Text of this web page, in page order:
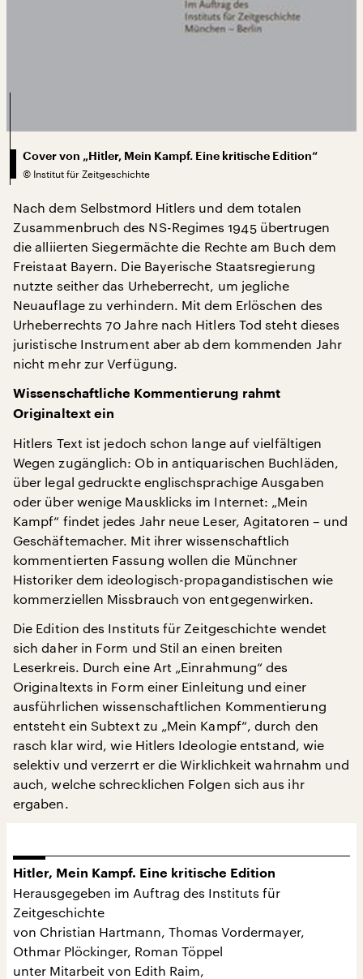
Cover von „Hitler, Mein Kampf. Eine kritische Edition“
© Institut für Zeitgeschichte
Nach dem Selbstmord Hitlers und dem totalen
Zusammenbruch des NS-Regimes 1945 übertrugen
die alliierten Siegermächte die Rechte am Buch dem
Freistaat Bayern. Die Bayerische Staatsregierung
nutzte seither das Urheberrecht, um jegliche
Neuauflage zu verhindern. Mit dem Erlöschen des
Urheberrechts 70 Jahre nach Hitlers Tod steht dieses
juristische Instrument aber ab dem kommenden Jahr
nicht mehr zur Verfügung.
Wissenschaftliche Kommentierung rahmt
Originaltext ein
Hitlers Text ist jedoch schon lange auf vielfältigen
Wegen zugänglich: Ob in antiquarischen Buchläden,
über legal gedruckte englischsprachige Ausgaben
oder über wenige Mausklicks im Internet: „Mein
Kampf“ findet jedes Jahr neue Leser, Agitatoren – und
Geschäftemacher. Mit ihrer wissenschaftlich
kommentierten Fassung wollen die Münchner
Historiker dem ideologisch-propagandistischen wie
kommerziellen Missbrauch von entgegenwirken.
Die Edition des Instituts für Zeitgeschichte wendet
sich daher in Form und Stil an einen breiten
Leserkreis. Durch eine Art „Einrahmung“ des
Originaltexts in Form einer Einleitung und einer
ausführlichen wissenschaftlichen Kommentierung
entsteht ein Subtext zu „Mein Kampf“, durch den
rasch klar wird, wie Hitlers Ideologie entstand, wie
selektiv und verzerrt er die Wirklichkeit wahrnahm und
auch, welche schrecklichen Folgen sich aus ihr
ergaben.
Hitler, Mein Kampf. Eine kritische Edition
Herausgegeben im Auftrag des Instituts für
Zeitgeschichte
von Christian Hartmann, Thomas Vordermayer,
Othmar Plöckinger, Roman Töppel
unter Mitarbeit von Edith Raim,